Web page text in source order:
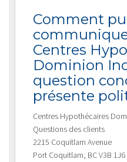
Comment
Centres
Dominion
question
présente
Centres Hypothécaires
Questions des clients
2215 Coquitlam Avenue
Port Coquitlam, BC V3B 1J6